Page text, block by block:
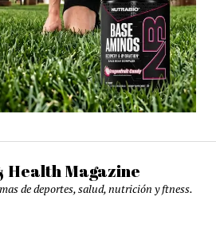
Health Magazine
de deportes, salud, nutrición y ftness.